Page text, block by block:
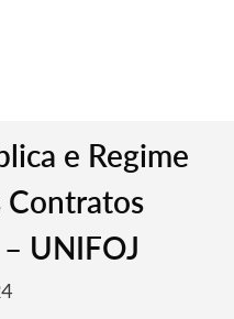
e Regime
Contratos
UNIFOJ